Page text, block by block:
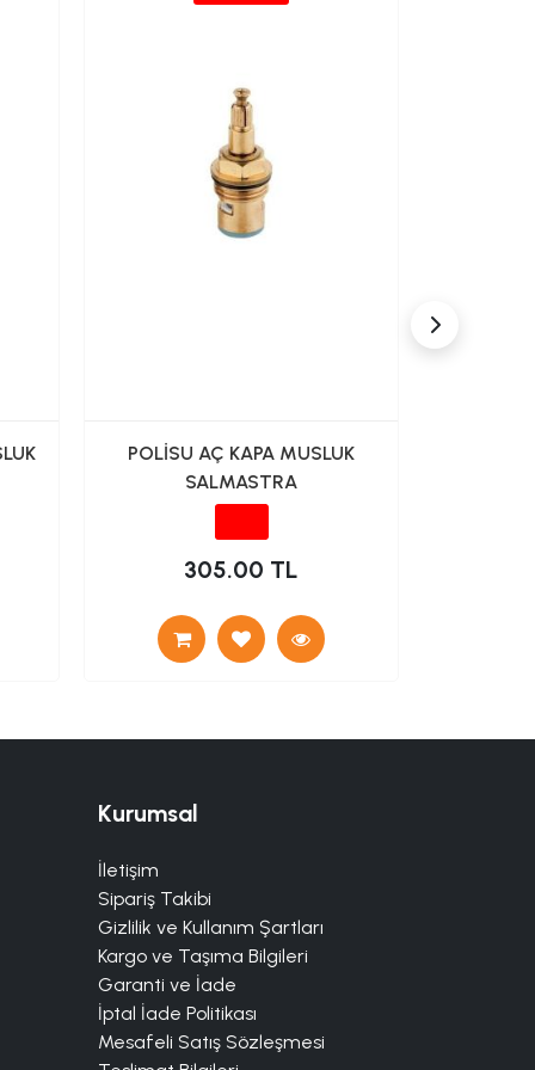
POLİSU AÇ KAPA MUSLUK
SALMASTRA
305.00 TL
Kurumsal
İletişim
Sipariş Takibi
Gizlilik ve Kullanım Şartları
Kargo ve Taşıma Bilgileri
Garanti ve İade
İptal İade Politikası
Mesafeli Satış Sözleşmesi